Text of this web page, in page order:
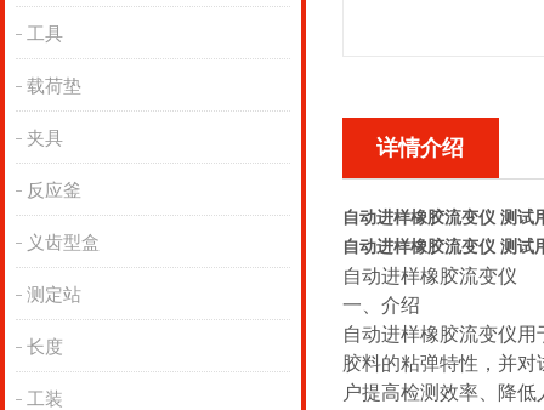
工具
载荷垫
夹具
反应釜
义齿型盒
测定站
长度
工装
详情介绍
自动进样橡胶流变仪 测试
自动进样橡胶流变仪 测试
自动进样橡胶流变仪
‌一、 介绍
自动进样橡胶流变仪
胶料的粘弹特性，并
户提高检测效率、降